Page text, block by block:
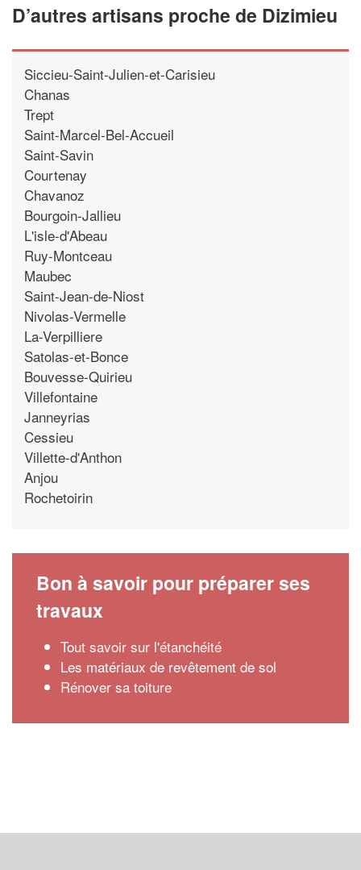
D’autres artisans proche de Dizimieu
Siccieu-Saint-Julien-et-Carisieu
Chanas
Trept
Saint-Marcel-Bel-Accueil
Saint-Savin
Courtenay
Chavanoz
Bourgoin-Jallieu
L'isle-d'Abeau
Ruy-Montceau
Maubec
Saint-Jean-de-Niost
Nivolas-Vermelle
La-Verpilliere
Satolas-et-Bonce
Bouvesse-Quirieu
Villefontaine
Janneyrias
Cessieu
Villette-d'Anthon
Anjou
Rochetoirin
Bon à savoir pour préparer ses
travaux
Tout savoir sur l'étanchéité
Les matériaux de revêtement de sol
Rénover sa toiture